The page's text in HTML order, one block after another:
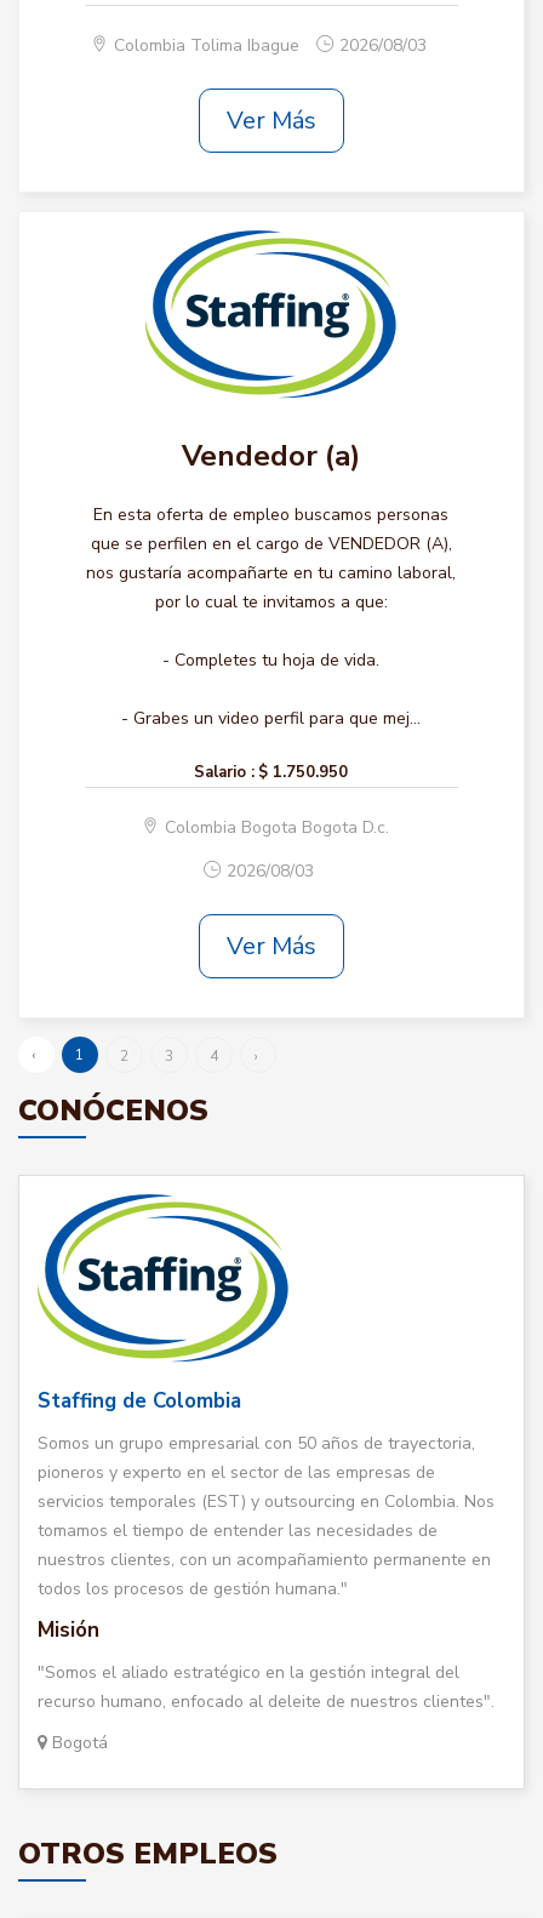
Colombia Tolima Ibague 2026/08/03
Ver Más
Vendedor (a)
En esta oferta de empleo buscamos personas
que se perfilen en el cargo de VENDEDOR (A),
nos gustaría acompañarte en tu camino laboral,
por lo cual te invitamos a que:
- Completes tu hoja de vida.
- Grabes un video perfil para que mej...
Salario : $ 1.750.950
Colombia Bogota Bogota D.c.
2026/08/03
Ver Más
‹ 1 2 3 4 ›
CONÓCENOS
Staffing de Colombia
Somos un grupo empresarial con 50 años de trayectoria,
pioneros y experto en el sector de las empresas de
servicios temporales (EST) y outsourcing en Colombia. Nos
tomamos el tiempo de entender las necesidades de
nuestros clientes, con un acompañamiento permanente en
todos los procesos de gestión humana."
Misión
"Somos el aliado estratégico en la gestión integral del
recurso humano, enfocado al deleite de nuestros clientes".
Bogotá
OTROS EMPLEOS